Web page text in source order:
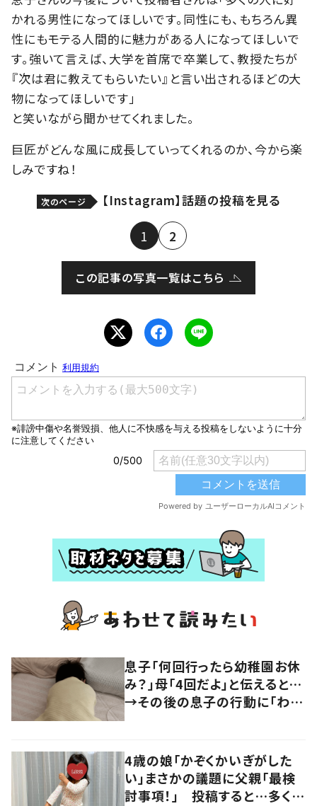
かれる男性になってほしいです。同性にも、もちろん異
性にもモテる人間的に魅力がある人になってほしいで
す。強いて言えば、大学を首席で卒業して、教授たちが
『次は君に教えてもらいたい』と言い出されるほどの大
物になってほしいです」
と笑いながら聞かせてくれました。
巨匠がどんな風に成長していってくれるのか、今から楽
しみですね！
次のページ 【Instagram】話題の投稿を見る
1 2
この記事の写真一覧はこちら
息子「何回行ったら幼稚園お休
み？」母「4回だよ」と伝えると…
→その後の息子の行動に「わか
4歳の娘「かぞくかいぎがした
い」まさかの議題に父親「最検
討事項！」 投稿すると…多くの